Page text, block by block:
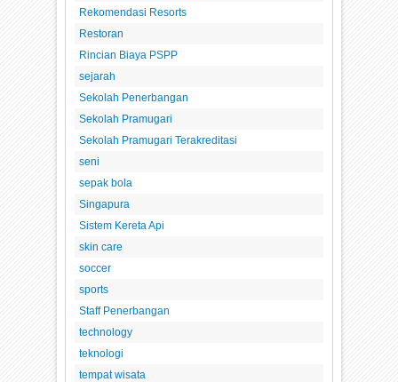
Rekomendasi Resorts
Restoran
Rincian Biaya PSPP
sejarah
Sekolah Penerbangan
Sekolah Pramugari
Sekolah Pramugari Terakreditasi
seni
sepak bola
Singapura
Sistem Kereta Api
skin care
soccer
sports
Staff Penerbangan
technology
teknologi
tempat wisata